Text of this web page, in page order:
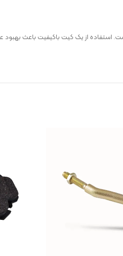
استفاده از یک کیت باکیفیت باعث